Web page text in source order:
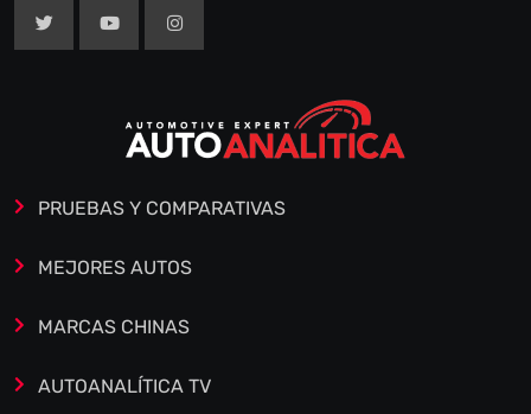
PRUEBAS Y COMPARATIVAS
MEJORES AUTOS
MARCAS CHINAS
AUTOANALÍTICA TV